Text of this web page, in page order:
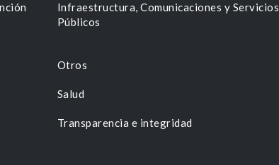
Infraestructura, Comunicaciones y Servicios
Públicos
Otros
Salud
Transparencia e integridad